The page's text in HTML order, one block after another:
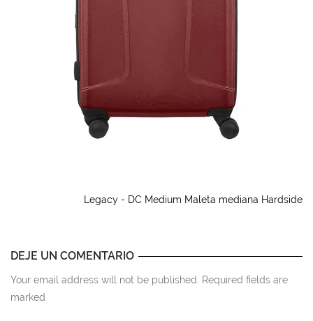
Legacy - DC Medium Maleta mediana Hardside
DEJE UN COMENTARIO
Your email address will not be published. Required fields are
marked